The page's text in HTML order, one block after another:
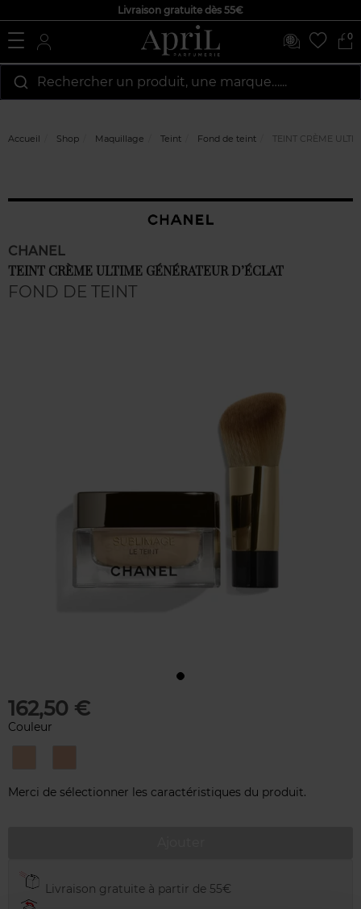
Livraison gratuite dès 55€
0
Rechercher un produit, une marque…...
Accueil Shop Maquillage Teint Fond de teint TEINT CRÈME
CHANEL
TEINT CRÈME ULTIME GÉNÉRATEUR D’ÉCLAT
FOND DE TEINT
162,50 €
Couleur
BEIGE
ROSÉ
BEIGE
ROSÉ
Merci de sélectionner les caractéristiques du produit.
Livraison gratuite à partir de 55€